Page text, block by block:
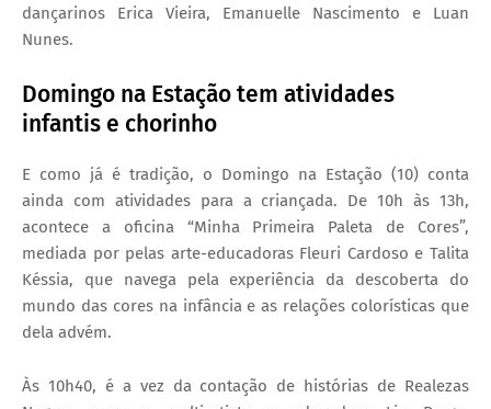
dançarinos Erica Vieira, Emanuelle Nascimento e Luan
Nunes.
Domingo na Estação tem atividades
infantis e chorinho
E como já é tradição, o Domingo na Estação (10) conta
ainda com atividades para a criançada. De 10h às 13h,
acontece a oficina “Minha Primeira Paleta de Cores”,
mediada por pelas arte-educadoras Fleuri Cardoso e Talita
Késsia, que navega pela experiência da descoberta do
mundo das cores na infância e as relações colorísticas que
dela advém.
Às 10h40, é a vez da contação de histórias de Realezas